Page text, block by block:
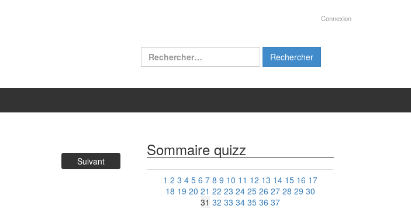
Connexion
Rechercher :
Suivant
Sommaire quizz
1 2 3 4 5 6 7 8 9 10 11 12 13 14 15 16 17
18 19 20 21 22 23 24 25 26 27 28 29 30
31 32 33 34 35 36 37